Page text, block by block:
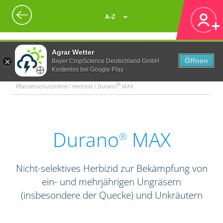
Agrar Wetter
Bayer CropScience Deutschland GmbH
Kostenlos bei Google Play
Öffnen
A-Z
Pflanzenschutzmittel / Herbizid / Durano® MAX
Durano® MAX
Nicht-selektives Herbizid zur Bekämpfung von
ein- und mehrjährigen Ungräsern
(insbesondere der Quecke) und Unkräutern